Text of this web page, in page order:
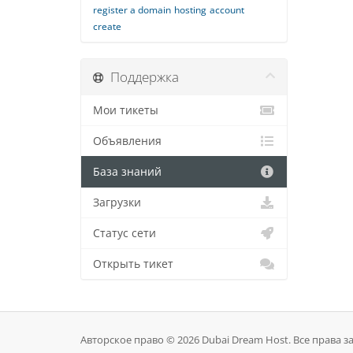
register a domain hosting account
create
Поддержка
Мои тикеты
Объявления
База знаний
Загрузки
Статус сети
Открыть тикет
Авторское право © 2026 Dubai Dream Host. Все права